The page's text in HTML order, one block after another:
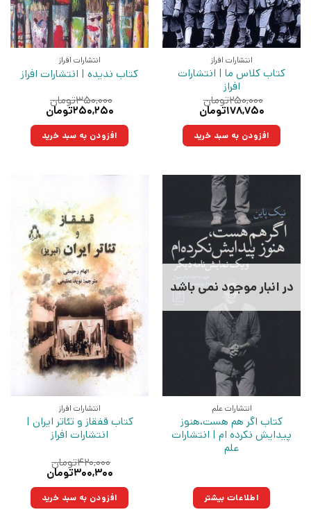
انتشارات افراز
کتاب کلاس ما | انتشارات
افراز
۲۵۰,۰۰۰تومان
قیمت
۲۵۰,۰۰۰تومان
بود.
۱۷۸,۷۵۰تومان
۱۷۸,۷۵۰تومان.افزودن به سبد خرید
انتشارات افراز
کتاب ندیده | انتشارات افراز
۳۵۰,۰۰۰تومان
قیمت
۳۵۰,۰۰۰تومان
بود.
۲۵۰,۲۵۰تومان
۲۵۰,۲۵۰تومان.افزودن به سبد خرید
در انبار موجود نمی باشد
انتشارات علم
کتاب اگر هم هست،هنوز
پیدایش نکرده ام | انتشارات
علم
اطلاعات بیشتر
انتشارات افراز
کتاب قفقاز و تئاتر ایران |
انتشارات افراز
۴۲۰,۰۰۰تومان
قیمت
۴۲۰,۰۰۰تومان
بود.
۳۰۰,۳۰۰تومان
۳۰۰,۳۰۰تومان.افزودن به سبد خرید